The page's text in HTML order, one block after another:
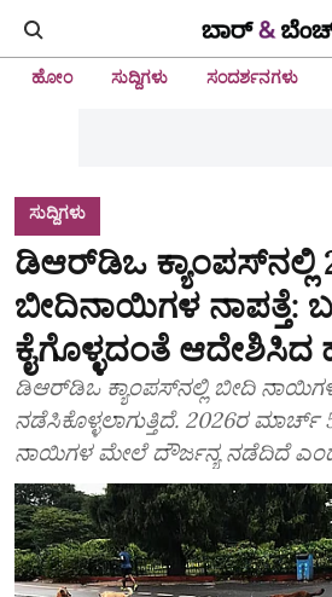
ಹೋಂ ಸುದ್ದಿಗಳು ಸಂದರ್ಶನಗಳು
ಸುದ್ದಿಗಳು
ಡಿಆರ್‌ಡಿಒ ಕ್ಯಾಂಪಸ್‌ನಲ್ಲಿ
ಬೀದಿನಾಯಿಗಳ ನಾಪತ್ತೆ:
ಕೈಗೊಳ್ಳದಂತೆ
ಡಿಆರ್‌ಡಿಒ ಕ್ಯಾಂಪಸ್‌ನಲ್ಲಿ ಬೀದಿ
ನಡೆಸಿಕೊಳ್ಳಲಾಗುತ್ತಿದೆ. 2026ರ ಮಾರ್ಚ್
ನಾಯಿಗಳ ಮೇಲೆ ದೌರ್ಜನ್ಯ ನಡೆದಿದೆ